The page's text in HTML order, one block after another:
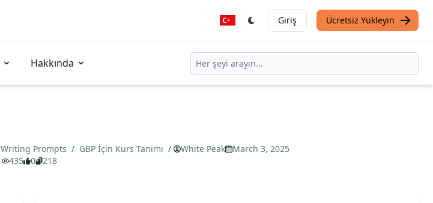
Giriş Ücretsiz Yükleyin
Hakkında
Writing Prompts / GBP İçin Kurs Tanımı / White Peak
March 3, 2025
435
0 218